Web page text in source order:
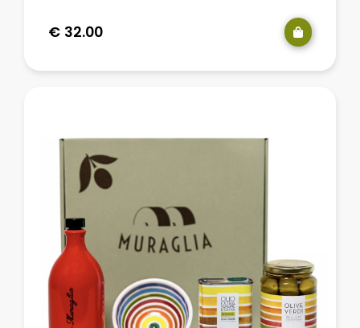
€ 32.00